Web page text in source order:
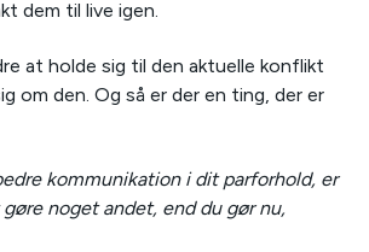
dem til live igen.
at holde sig til den aktuelle konflikt
om den. Og så er der en ting, der er
kommunikation i dit parforhold, er
noget andet, end du gør nu,